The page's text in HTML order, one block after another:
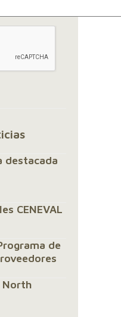
destacada
CENEVAL
de
North